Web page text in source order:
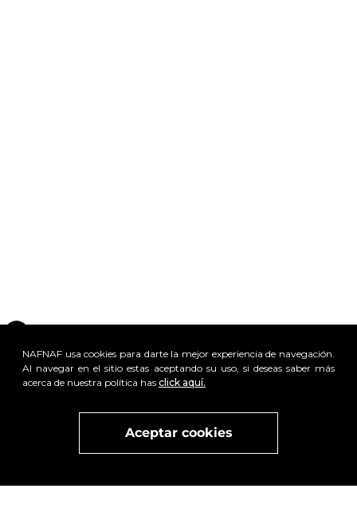
Visitavivant nuestra marca active x
NAFNAF usa cookies para darte la mejor experiencia de navegación.
Al navegar en el sitio estas aceptando su uso, si deseas saber más
acerca de nuestra política has click aquí.
Aceptar cookies